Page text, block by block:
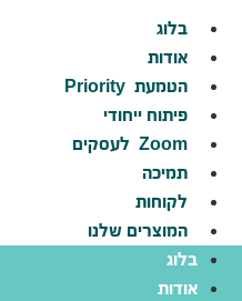
בלוג
אודות
הטמעת Priority
פיתוח ייחודי
Zoom לעסקים
תמיכה
לקוחות
המוצרים שלנו
בלוג
אודות